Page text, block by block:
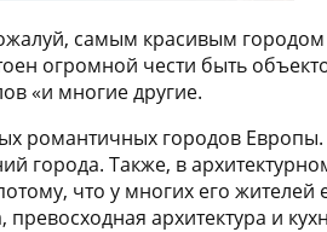
самым красивым городом
огромной чести быть
«и многие другие.
романтичных городов
города. Также, в
что у многих его жителей
архитектура и